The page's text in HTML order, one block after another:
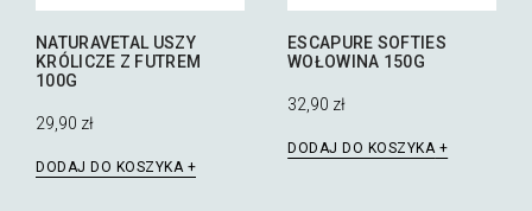
NATURAVETAL USZY
KRÓLICZE Z FUTREM
100G
29,90 zł
DODAJ DO KOSZYKA
ESCAPURE SOFTIES
WOŁOWINA 150G
32,90 zł
DODAJ DO KOSZYKA